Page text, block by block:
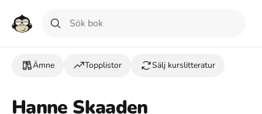
Ämne Topplistor Sälj kurslitteratur
Hanne Skaaden